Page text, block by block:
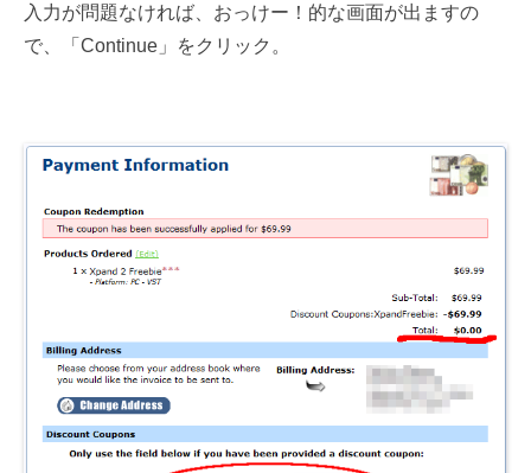
入力が問題なければ、おっけー！的な画面が出ますの
で、「Continue」をクリック。